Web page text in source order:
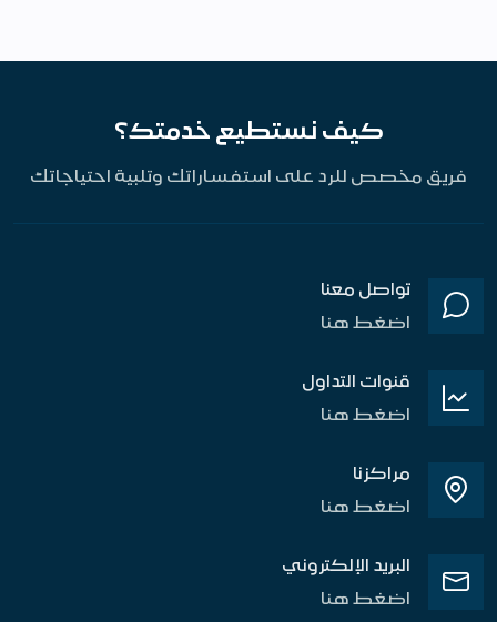
كيف نستطيع خدمتك؟
فريق مخصص للرد على استفساراتك وتلبية احتياجاتك
تواصل معنا
اضغط هنا
قنوات التداول
اضغط هنا
مراكزنا
اضغط هنا
البريد الإلكتروني
اضغط هنا